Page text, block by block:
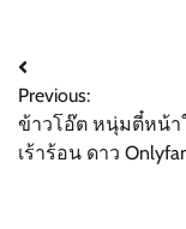
Post
navigation
Previous:
ข้าวโอ๊ต หนุ่มตี๋หน้า
เร้าร้อน ดาว